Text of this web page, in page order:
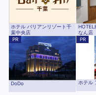
ホテル バリアンリゾート千
葉中央店
HOTEL
なん店
PR
DoDo
PR
ホテル